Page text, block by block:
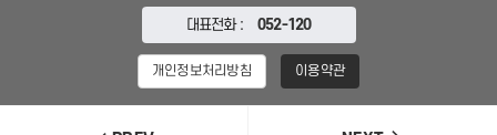
대표전화 : 052-120
개인정보처리방침 이용약관